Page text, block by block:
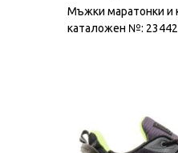
Мъжки маратонки и
каталожен №: 23442